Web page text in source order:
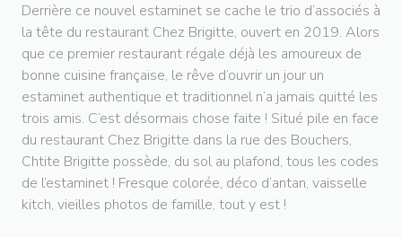
Derrière ce nouvel estaminet se cache le trio d’associés à
la tête du restaurant Chez Brigitte, ouvert en 2019. Alors
que ce premier restaurant régale déjà les amoureux de
bonne cuisine française, le rêve d’ouvrir un jour un
estaminet authentique et traditionnel n’a jamais quitté les
trois amis. C’est désormais chose faite ! Situé pile en face
du restaurant Chez Brigitte dans la rue des Bouchers,
Chtite Brigitte possède, du sol au plafond, tous les codes
de l’estaminet ! Fresque colorée, déco d’antan, vaisselle
kitch, vieilles photos de famille, tout y est !